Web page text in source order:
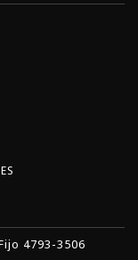
4793-3506